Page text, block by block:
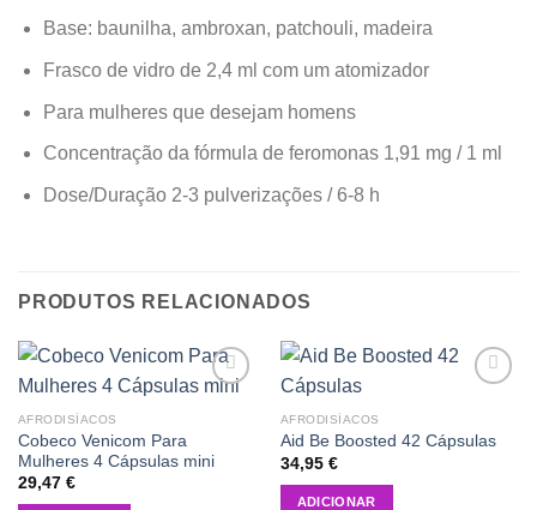
Base: baunilha, ambroxan, patchouli, madeira
Frasco de vidro de 2,4 ml com um atomizador
Para mulheres que desejam homens
Concentração da fórmula de feromonas 1,91 mg / 1 ml
Dose/Duração 2-3 pulverizações / 6-8 h
PRODUTOS RELACIONADOS
AFRODISÍACOS
Cobeco Venicom Para
Mulheres 4 Cápsulas mini
29,47 €
AFRODISÍACOS
Aid Be Boosted 42 Cápsulas
34,95 €
ADICIONAR